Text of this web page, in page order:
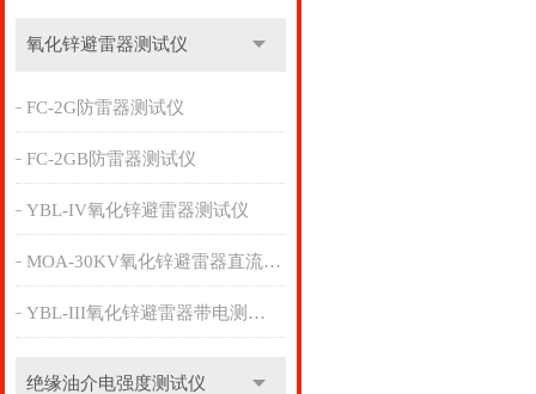
氧化锌避雷器测试仪
FC-2G防雷器测试仪
FC-2GB防雷器测试仪
YBL-IV氧化锌避雷器测试仪
MOA-30KV氧化锌避雷器直流参数检测仪
YBL-III氧化锌避雷器带电测试仪
绝缘油介电强度测试仪